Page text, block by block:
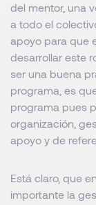
del mentor, una
a todo el
apoyo para que
desarrollar este
ser una buena
programa, es
programa pues
organización,
apoyo y de
Está claro, que
importante la